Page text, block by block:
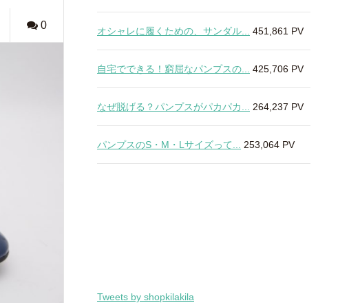
0 オシャレに履くための、サンダル... 451,861 PV
自宅でできる！窮屈なパンプスの... 425,706 PV
なぜ脱げる？パンプスがパカパカ... 264,237 PV
パンプスのS・M・Lサイズって... 253,064 PV
Tweets by shopkilakila